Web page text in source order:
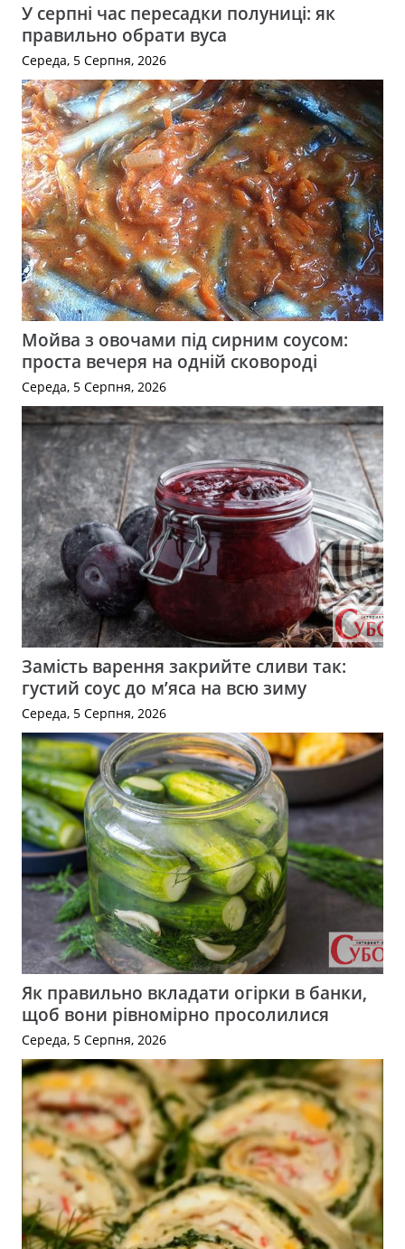
У серпні час пересадки полуниці: як
правильно обрати вуса
Середа, 5 Серпня, 2026
Мойва з овочами під сирним соусом:
проста вечеря на одній сковороді
Середа, 5 Серпня, 2026
Замість варення закрийте сливи так:
густий соус до м’яса на всю зиму
Середа, 5 Серпня, 2026
Як правильно вкладати огірки в банки,
щоб вони рівномірно просолилися
Середа, 5 Серпня, 2026